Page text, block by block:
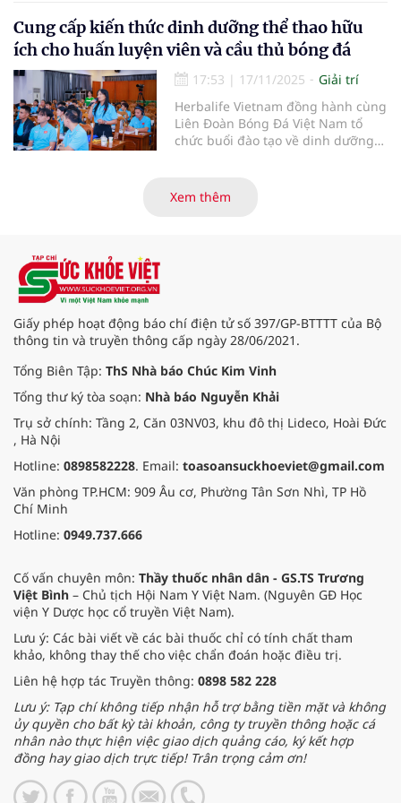
lại viết về đời sống, thân phận con
người giữa hoàn cảnh lịch sử đặc
biệt.
Cung cấp kiến thức dinh dưỡng thể thao hữu
ích cho huấn luyện viên và cầu thủ bóng đá
17:53 | 17/11/2025
Giải trí
Herbalife Vietnam đồng hành cùng
Liên Đoàn Bóng Đá Việt Nam tổ
chức buổi đào tạo về dinh dưỡng
Xem thêm
Giấy phép hoạt động báo chí điện tử số 397/GP-BTTTT của Bộ
thông tin và truyền thông cấp ngày 28/06/2021.
Tổng Biên Tập: ThS Nhà báo Chúc Kim Vinh
Tổng thư ký tòa soạn: Nhà báo Nguyễn Khải
Trụ sở chính: Tầng 2, Căn 03NV03, khu đô thị Lideco, Hoài Đức
, Hà Nội
Hotline: 0898582228. Email: toasoansuckhoeviet@gmail.com
Văn phòng TP.HCM: 909 Âu cơ, Phường Tân Sơn Nhì, TP Hồ
Chí Minh
Hotline: 0949.737.666
Cố vấn chuyên môn: Thầy thuốc nhân dân - GS.TS Trương
Việt Bình – Chủ tịch Hội Nam Y Việt Nam. (Nguyên GĐ Học
viện Y Dược học cổ truyền Việt Nam).
Lưu ý: Các bài viết về các bài thuốc chỉ có tính chất tham
khảo, không thay thế cho việc chẩn đoán hoặc điều trị.
Liên hệ hợp tác Truyền thông: 0898 582 228
Lưu ý: Tạp chí không tiếp nhận hỗ trợ bằng tiền mặt và không
ủy quyền cho bất kỳ tài khoản, công ty truyền thông hoặc cá
nhân nào thực hiện việc giao dịch quảng cáo, ký kết hợp
đồng hay giao dịch trực tiếp! Trân trọng cảm ơn!